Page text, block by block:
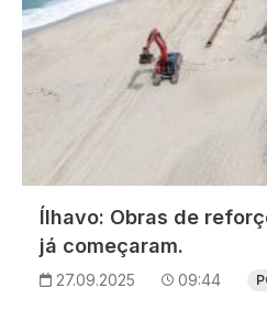
Ílhavo: Obras de
já começaram.
27.09.2025 09:44